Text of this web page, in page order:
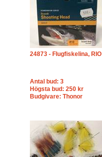
24873 - Flugfiskelina, RIO
Antal bud: 3
Högsta bud: 250 kr
Budgivare: Thonor